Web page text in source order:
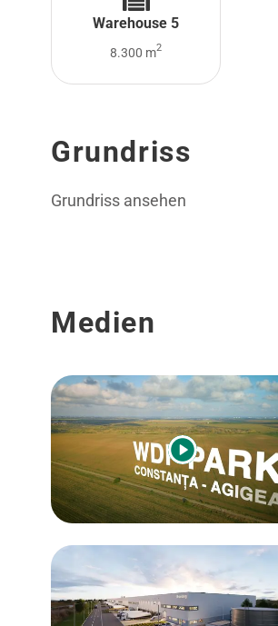
Warehouse 5
8.300 m2
Grundriss
Grundriss ansehen
Medien